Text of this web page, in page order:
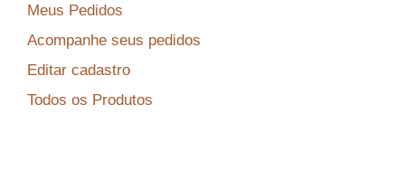
Meus Pedidos
Acompanhe seus pedidos
Editar cadastro
Todos os Produtos